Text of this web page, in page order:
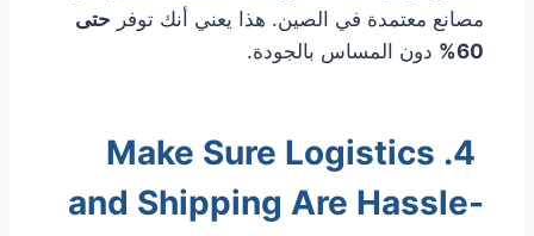
مصانع معتمدة في الصين. هذا يعني أنك توفر حتى
60%
دون المساس بالجودة.
4. Make Sure Logistics
and Shipping Are Hassle-